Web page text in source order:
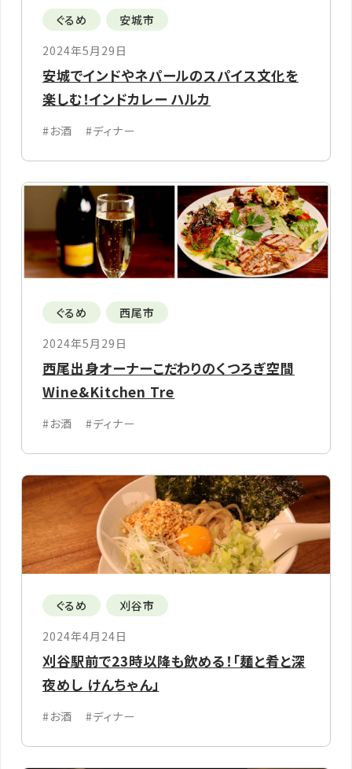
ぐるめ
安城市
2024年5月29日
安城でインドやネパールのスパイス文化を
楽しむ！インドカレー ハルカ
#お酒 #ディナー
ぐるめ
西尾市
2024年5月29日
西尾出身オーナーこだわりのくつろぎ空間
Wine&Kitchen Tre
#お酒 #ディナー
ぐるめ
刈谷市
2024年4月24日
刈谷駅前で23時以降も飲める！「麺と肴と深
夜めし けんちゃん」
#お酒 #ディナー